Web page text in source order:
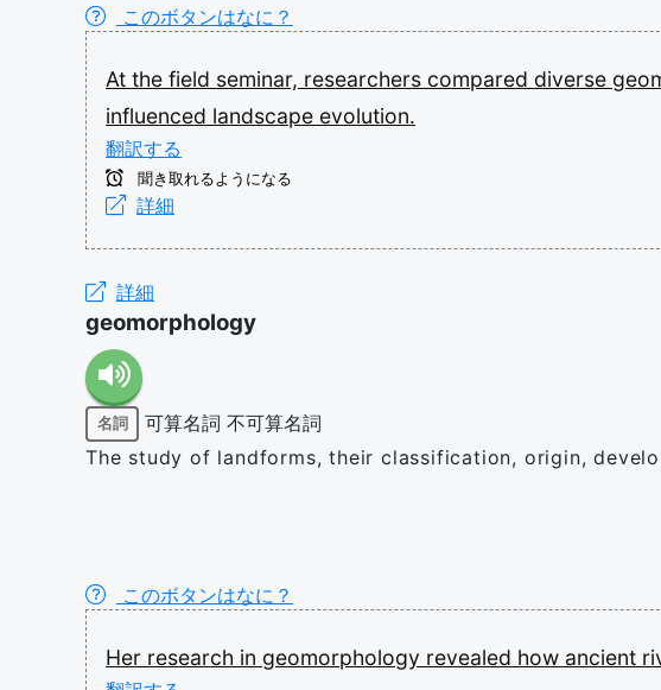
このボタンはなに？
At the field seminar, researchers compared diverse
influenced landscape evolution.
翻訳する
聞き取れるようになる
詳細
詳細
geomorphology
名詞 可算名詞 不可算名詞
The study of landforms, their classification, origin,
このボタンはなに？
Her research in geomorphology revealed how ancient